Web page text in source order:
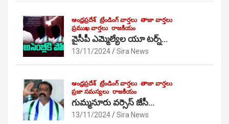
ఆంధ్రప్రదేశ్ ట్రేండింగ్ వార్తలు తాజా వార్తలు
ప్రముఖ వార్తలు రాజకీయం
వైసీపీ ఎమ్మెల్యేల యూ టర్న్…
13/11/2024 Sira News
ఆంధ్రప్రదేశ్ ట్రేండింగ్ వార్తలు తాజా వార్తలు
ప్రజా సమస్యలు రాజకీయం
గుమ్మనూరు వర్సెస్ జేసీ…
13/11/2024 Sira News